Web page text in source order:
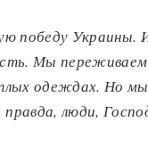
победу Украины.
Мы переживаем
одеждах. Но мы
люди,